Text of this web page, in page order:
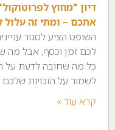
דיון "מחוץ
אתכם – ומתי זה עלול
השופט הציע לסגור
לכם זמן וכסף, אבל מה
כל מה שחובה לדעת על
לשמור על הזכויות
קרא עוד »